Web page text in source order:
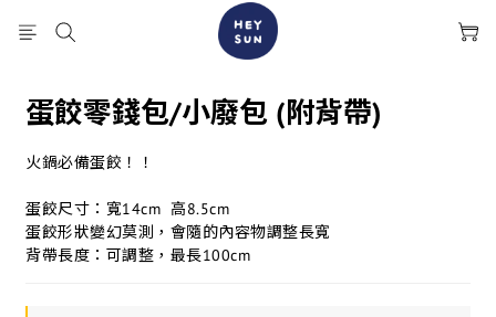
蛋餃零錢包/小廢包 (附背帶)
火鍋必備蛋餃！！
蛋餃尺寸：寬14cm  高8.5cm
蛋餃形狀變幻莫測，會隨的內容物調整長寬
背帶長度：可調整，最長100cm